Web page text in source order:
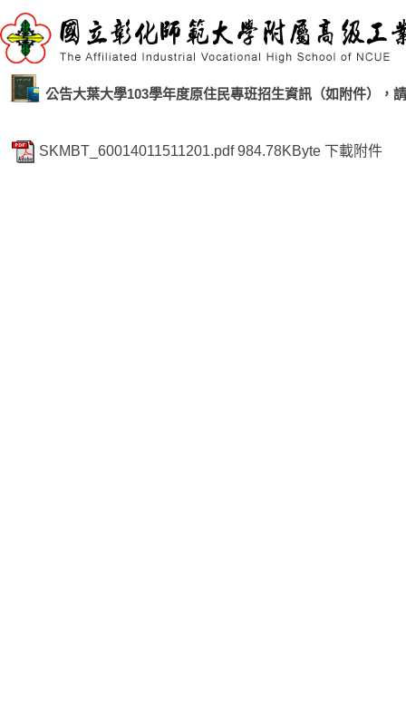
公告大葉大學103學年度原住民專班招生資訊（如附件），
SKMBT_60014011511201.pdf 984.78KByte 下載附件